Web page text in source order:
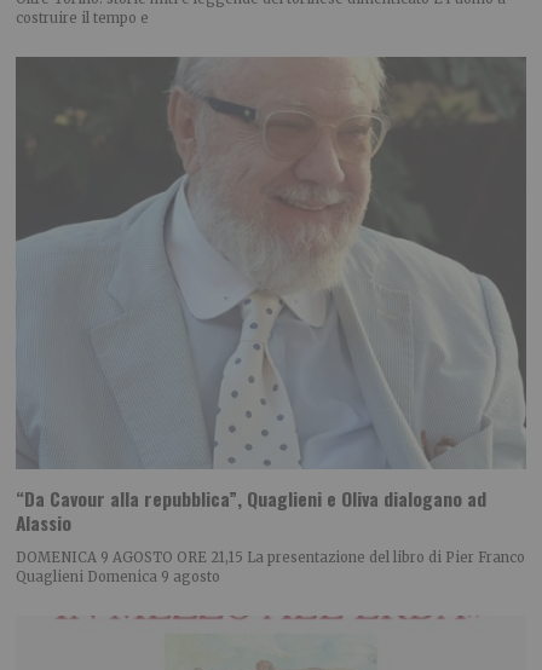
costruire il tempo e
“Da Cavour alla repubblica”, Quaglieni e Oliva dialogano ad
Alassio
DOMENICA 9 AGOSTO ORE 21,15 La presentazione del libro di Pier Franco
Quaglieni Domenica 9 agosto